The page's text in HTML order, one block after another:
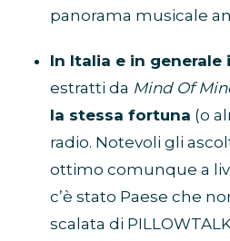
panorama musicale
In Italia e in generale
estratti da Mind Of
la stessa fortuna (o
radio. Notevoli gli
ottimo comunque a
c’è stato Paese che
scalata di